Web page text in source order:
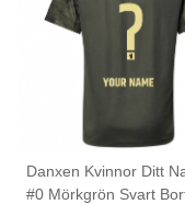
Danxen Kvinnor Ditt
#0 Mörkgrön Svart